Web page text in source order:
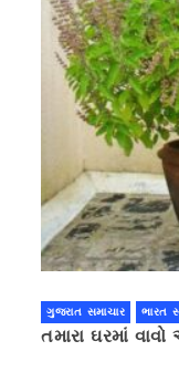
ગુજરાત સમાચાર ભારત
તમારા ઘરમાં